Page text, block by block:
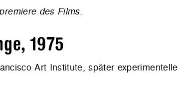
des Films.
1975
Art Institute, später